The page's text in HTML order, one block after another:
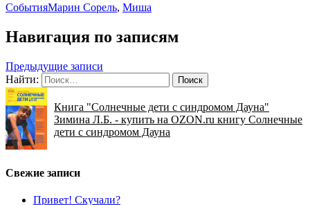
СобытияМарин Сорель, Миша
Навигация по записям
Предыдущие записи
Найти:
Книга "Солнечные дети с синдромом Дауна"
Зимина Л.Б. - купить на OZON.ru книгу Солнечные
дети с синдромом Дауна
Свежие записи
Привет! Скучали?